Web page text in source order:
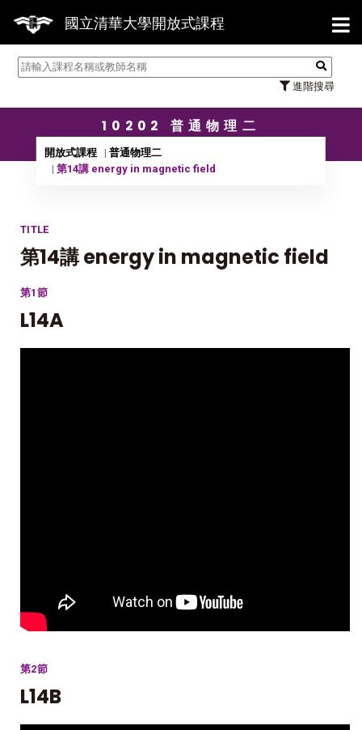
國立清華大學開放式課程
進階搜尋
【
10202 普通物理二
開放式課程
普通物理二
第14講 energy in magnetic field
TITLE
第14講 energy in magnetic field
第1節
L14A
第2節
L14B